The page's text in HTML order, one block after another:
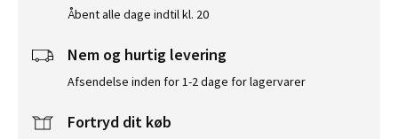
Åbent alle dage indtil kl. 20
Nem og hurtig levering
Afsendelse inden for 1-2 dage for lagervarer
Fortryd dit køb